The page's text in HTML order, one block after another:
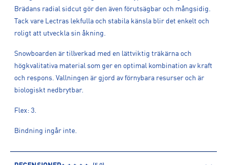
Brädans radial sidcut gör den även förutsägbar och mångsidig.
Tack vare Lectras lekfulla och stabila känsla blir det enkelt och
roligt att utveckla sin åkning.
Snowboarden är tillverkad med en lättviktig träkärna och
högkvalitativa material som ger en optimal kombination av kraft
och respons. Vallningen är gjord av förnybara resurser och är
biologiskt nedbrytbar.
Flex: 3.
Bindning ingår inte.